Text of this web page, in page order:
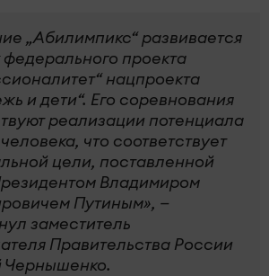
„Абилимпикс“ развивается
федерального проекта
нацпроекта
и дети“. Его соревнования
реализации потенциала
что соответствует
цели, поставленной
Владимиром
Путиным», —
заместитель
Правительства России
Чернышенко.